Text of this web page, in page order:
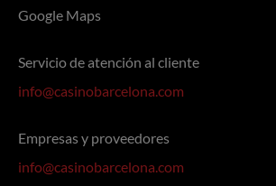
Google Maps
Servicio de atención al cliente
info@casinobarcelona.com
Empresas y proveedores
info@casinobarcelona.com